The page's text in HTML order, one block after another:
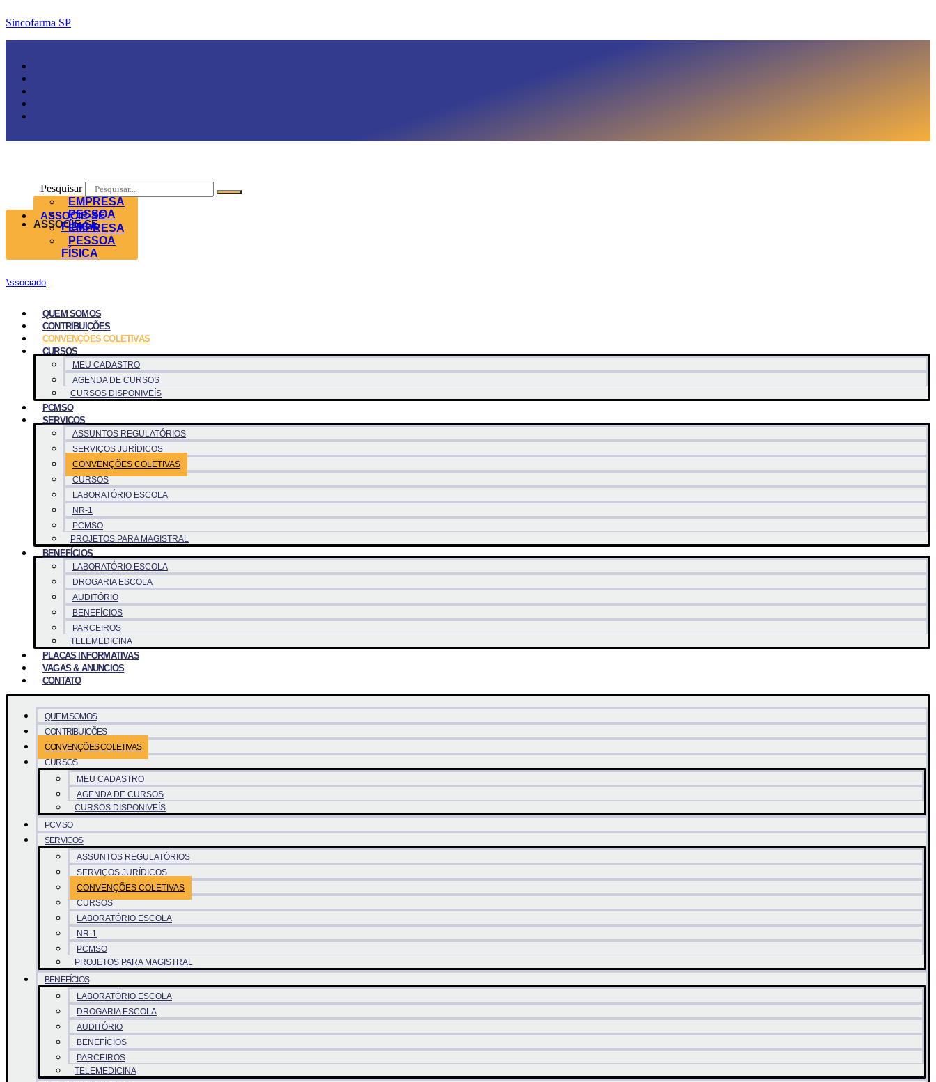
Sincofarma SP
Pesquisar
ASSOCIE-SE
EMPRESA
PESSOA
FÍSICA
ASSOCIE-SE
EMPRESA
PESSOA
FÍSICA
Associado
QUEM SOMOS
CONTRIBUIÇÕES
CONVENÇÕES COLETIVAS
CURSOS
MEU CADASTRO
AGENDA DE CURSOS
CURSOS DISPONIVEÍS
PCMSO
SERVICOS
ASSUNTOS REGULATÓRIOS
SERVIÇOS JURÍDICOS
CONVENÇÕES COLETIVAS
CURSOS
LABORATÓRIO ESCOLA
NR-1
PCMSO
PROJETOS PARA MAGISTRAL
BENEFÍCIOS
LABORATÓRIO ESCOLA
DROGARIA ESCOLA
AUDITÓRIO
BENEFÍCIOS
PARCEIROS
TELEMEDICINA
PLACAS INFORMATIVAS
VAGAS & ANUNCIOS
CONTATO
QUEM SOMOS
CONTRIBUIÇÕES
CONVENÇÕES COLETIVAS
CURSOS
MEU CADASTRO
AGENDA DE CURSOS
CURSOS DISPONIVEÍS
PCMSO
SERVICOS
ASSUNTOS REGULATÓRIOS
SERVIÇOS JURÍDICOS
CONVENÇÕES COLETIVAS
CURSOS
LABORATÓRIO ESCOLA
NR-1
PCMSO
PROJETOS PARA MAGISTRAL
BENEFÍCIOS
LABORATÓRIO ESCOLA
DROGARIA ESCOLA
AUDITÓRIO
BENEFÍCIOS
PARCEIROS
TELEMEDICINA